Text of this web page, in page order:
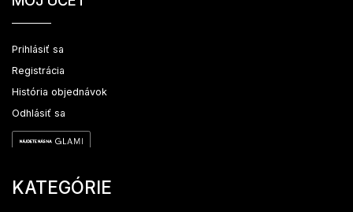
Prihlásiť sa
Registrácia
História objednávok
Odhlásiť sa
KATEGÓRIE